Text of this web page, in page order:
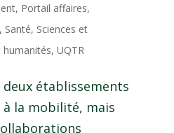
, Portail affaires,
, Santé, Sciences et
humanités, UQTR
établissements
la mobilité, mais